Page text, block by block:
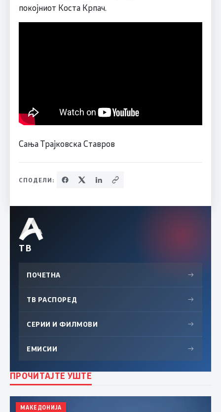
покојниот Коста Крпач.
Сања Трајковска Ставров
СПОДЕЛИ:
ТВ
ПОЧЕТНА →
ТВ РАСПОРЕД →
СЕРИИ И ФИЛМОВИ →
ЕМИСИИ →
ПРОЧИТАЈТЕ УШТЕ
МАКЕДОНИЈА